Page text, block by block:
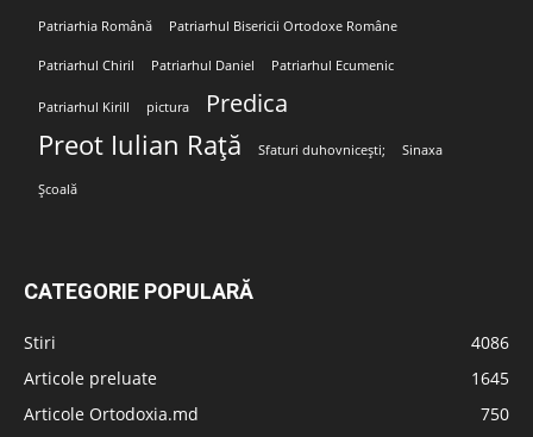
Patriarhia Română Patriarhul Bisericii Ortodoxe Române
Patriarhul Chiril Patriarhul Daniel Patriarhul Ecumenic
Patriarhul Kirill pictura Predica
Preot Iulian Rață Sfaturi duhovnicești; Sinaxa
Școală
CATEGORIE POPULARĂ
Stiri
4086
Articole preluate
1645
Articole Ortodoxia.md
750